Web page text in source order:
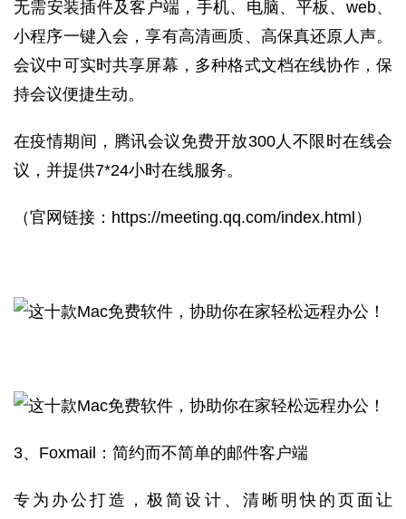
无需安装插件及客户端，手机、电脑、平板、web、
小程序一键入会，享有高清画质、高保真还原人声。
会议中可实时共享屏幕，多种格式文档在线协作，保
持会议便捷生动。
在疫情期间，腾讯会议免费开放300人不限时在线会
议，并提供7*24小时在线服务。
（官网链接： https://meeting.qq.com/index.html ）
3、Foxmail：简约而不简单的邮件客户端
专为办公打造，极简设计、清晰明快的页面让